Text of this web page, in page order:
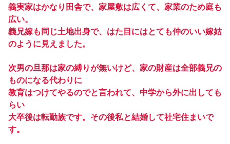
義実家はかなり田舎で、家屋敷は広くて、家業のため庭も
広い。
義兄嫁も同じ土地出身で、はた目にはとても仲のいい嫁姑
のように見えました。
次男の旦那は家の縛りが無いけど、家の財産は全部義兄の
ものになる代わりに
教育はつけてやるのでと言われて、中学から外に出しても
らい
大卒後は転勤族です。その後私と結婚して社宅住まいで
す。